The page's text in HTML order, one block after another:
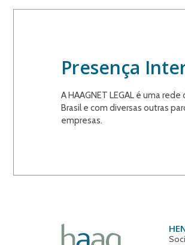
Presença
A HAAGNET LEGAL é uma
Brasil e com diversas outras
empresas.